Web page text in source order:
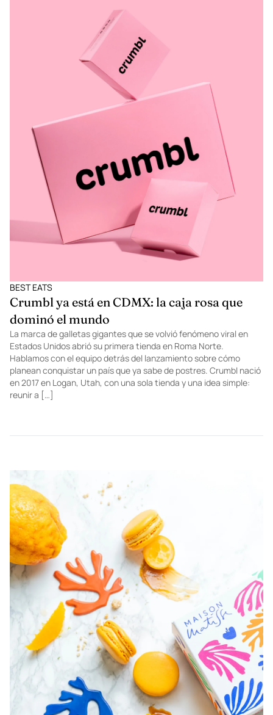
BEST EATS
Crumbl ya está en CDMX: la caja rosa que
dominó el mundo
La marca de galletas gigantes que se volvió fenómeno viral en
Estados Unidos abrió su primera tienda en Roma Norte.
Hablamos con el equipo detrás del lanzamiento sobre cómo
planean conquistar un país que ya sabe de postres. Crumbl nació
en 2017 en Logan, Utah, con una sola tienda y una idea simple:
reunir a […]